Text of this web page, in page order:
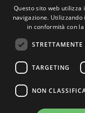
Questo sito web
navigazione.
in conformità con
STRETTAMENTE
TARGETING
NON